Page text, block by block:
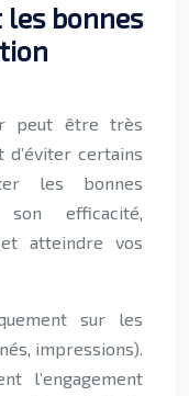
les bonnes
peut être très
certains
les bonnes
efficacité,
atteindre vos
sur les
impressions).
l’engagement